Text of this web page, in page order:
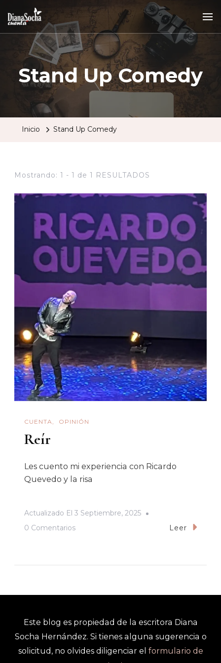
Stand Up Comedy
Inicio Stand Up Comedy
Mostrando: 1 - 1 de 1 RESULTADOS
CUENTA OPINIÓN
Reír
Les cuento mi experiencia con Ricardo
Quevedo y la risa
Actualizado El 3 Septiembre, 2025
0 ComentariosEn
Leer
Este blog es propiedad de la escritora Diana
Socha Hernández. Si tienes alguna sugerencia o
solicitud, no olvides diligenciar el formulario de